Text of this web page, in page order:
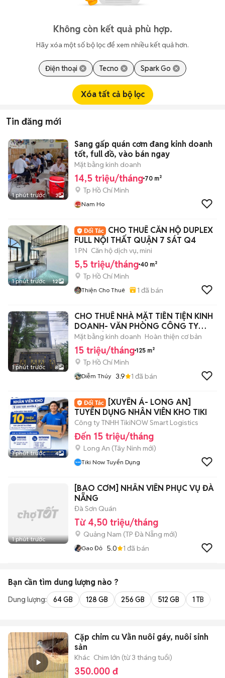
Không còn kết quả phù hợp.
Hãy xóa một số bộ lọc để xem nhiều kết quả hơn.
Điện thoại Tecno Spark Go
Xóa tất cả bộ lọc
Tin đăng mới
1 phút trước 3
Sang gấp quán cơm đang kinh doanh
tốt, full đồ, vào bán ngay
Mặt bằng kinh doanh
14,5 triệu/tháng 70 m²
Tp Hồ Chí Minh
Nam Ho
1 phút trước 12
CHO THUÊ CĂN HỘ DUPLEX
FULL NỘI THẤT QUẬN 7 SÁT Q4
1 PN Căn hộ dịch vụ, mini
5,5 triệu/tháng 40 m²
Tp Hồ Chí Minh
Thiện Cho Thuê 1 đã bán
1 phút trước 8
CHO THUÊ NHÀ MẶT TIỀN TIỆN KINH
DOANH- VĂN PHÒNG CÔNG TY
HOẶC Ở
Mặt bằng kinh doanh Hoàn thiện cơ bản
15 triệu/tháng 125 m²
Tp Hồ Chí Minh
Diễm Thúy 3.9 1 đã bán
1 phút trước 4
[XUYÊN Á- LONG AN]
TUYỂN DỤNG NHÂN VIÊN KHO TIKI
Công ty TNHH TikiNOW Smart Logistics
Đến 15 triệu/tháng
Long An (Tây Ninh mới)
Tiki Now Tuyển Dụng
1 phút trước
[BAO CƠM] NHÂN VIÊN PHỤC VỤ ĐÀ
NẴNG
Đà Sơn Quán
Từ 4,50 triệu/tháng
Quảng Nam (TP Đà Nẵng mới)
Gao Đỏ 5.0 1 đã bán
Bạn cần tìm dung lượng nào ?
Dung lượng: 64 GB 128 GB 256 GB 512 GB 1 TB
Cặp chim cu Vằn nuôi gáy, nuôi sinh
sản
Khác Chim lớn (từ 3 tháng tuổi)
350.000 đ